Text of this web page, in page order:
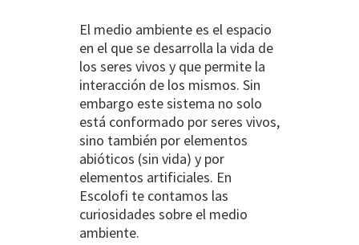
El medio ambiente es el espacio
en el que se desarrolla la vida de
los seres vivos y que permite la
interacción de los mismos. Sin
embargo este sistema no solo
está conformado por seres vivos,
sino también por elementos
abióticos (sin vida) y por
elementos artificiales. En
Escolofi te contamos las
curiosidades sobre el medio
ambiente.